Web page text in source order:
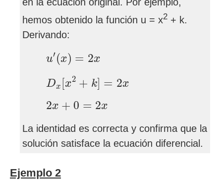
hemos obtenido la función u = x2 + k.
Derivando:
u′(x) = 2x
u′ x 2x
Dx x2 + k] = 2x
Dx [x k] x
2x + 0 = 2x
2 x 0 x
La identidad es correcta y confirma que la
solución satisface la ecuación diferencial.
Ejemplo 2